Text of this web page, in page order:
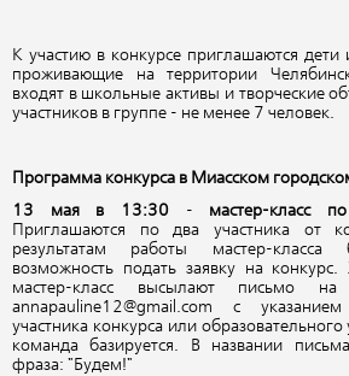
К участию в конкурсе приглашаются дети
проживающие на территории
входят в школьные активы и творческие
участников в группе - не менее 7 человек.
Программа конкурса в Миасском
13 мая в 13:30
- мастер-класс
Приглашаются по два участника от
результатам работы мастер-класса
возможность подать заявку на
мастер-класс высылают письмо на
annapauline12@gmail.com с
участника конкурса или
команда базируется. В названии
фраза: "Будем!"